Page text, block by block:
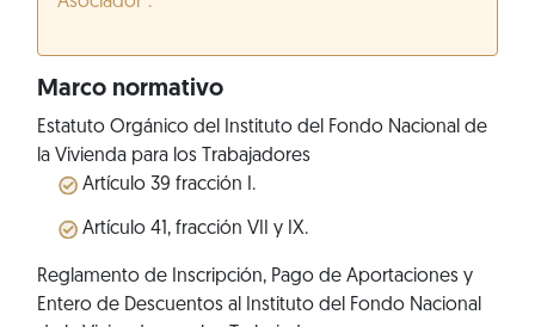
Marco normativo
Estatuto Orgánico del Instituto del Fondo Nacional de
la Vivienda para los Trabajadores
Artículo 39 fracción I.
Artículo 41, fracción VII y IX.
Reglamento de Inscripción, Pago de Aportaciones y
Entero de Descuentos al Instituto del Fondo Nacional